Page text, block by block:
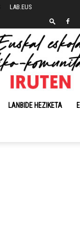
LAB.EUS
LANBIDE HEZIKETA